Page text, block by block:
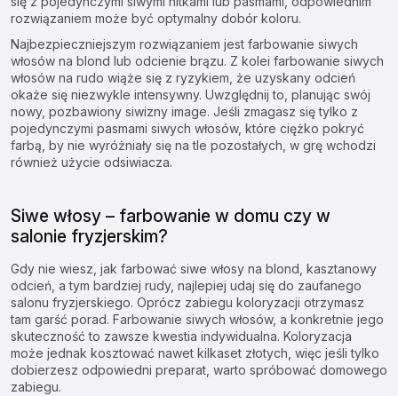
rozwiązaniem może być optymalny dobór koloru.
Najbezpieczniejszym rozwiązaniem jest farbowanie siwych
włosów na blond lub odcienie brązu. Z kolei farbowanie siwych
włosów na rudo wiąże się z ryzykiem, że uzyskany odcień
okaże się niezwykle intensywny. Uwzględnij to, planując swój
nowy, pozbawiony siwizny image. Jeśli zmagasz się tylko z
pojedynczymi pasmami siwych włosów, które ciężko pokryć
farbą, by nie wyróżniały się na tle pozostałych, w grę wchodzi
również użycie odsiwiacza.
Siwe włosy – farbowanie w domu czy w
salonie fryzjerskim?
Gdy nie wiesz, jak farbować siwe włosy na blond, kasztanowy
odcień, a tym bardziej rudy, najlepiej udaj się do zaufanego
salonu fryzjerskiego. Oprócz zabiegu koloryzacji otrzymasz
tam garść porad. Farbowanie siwych włosów, a konkretnie jego
skuteczność to zawsze kwestia indywidualna. Koloryzacja
może jednak kosztować nawet kilkaset złotych, więc jeśli tylko
dobierzesz odpowiedni preparat, warto spróbować domowego
zabiegu.